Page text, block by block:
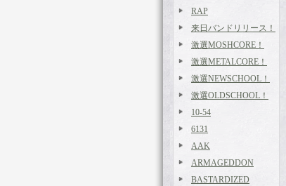
RAP
来日バンドリリース！
激選MOSHCORE！
激選METALCORE！
激選NEWSCHOOL！
激選OLDSCHOOL！
10-54
6131
AAK
ARMAGEDDON
BASTARDIZED